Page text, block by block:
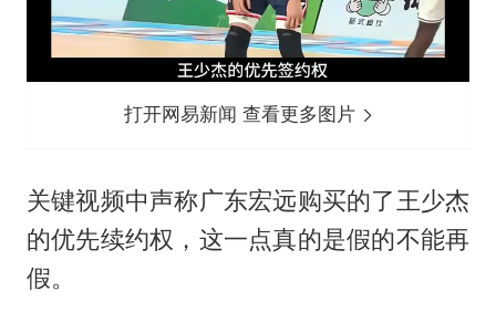
打开网易新闻 查看更多图片
关键视频中声称广东宏远购买的了王少杰
的优先续约权，这一点真的是假的不能再
假。